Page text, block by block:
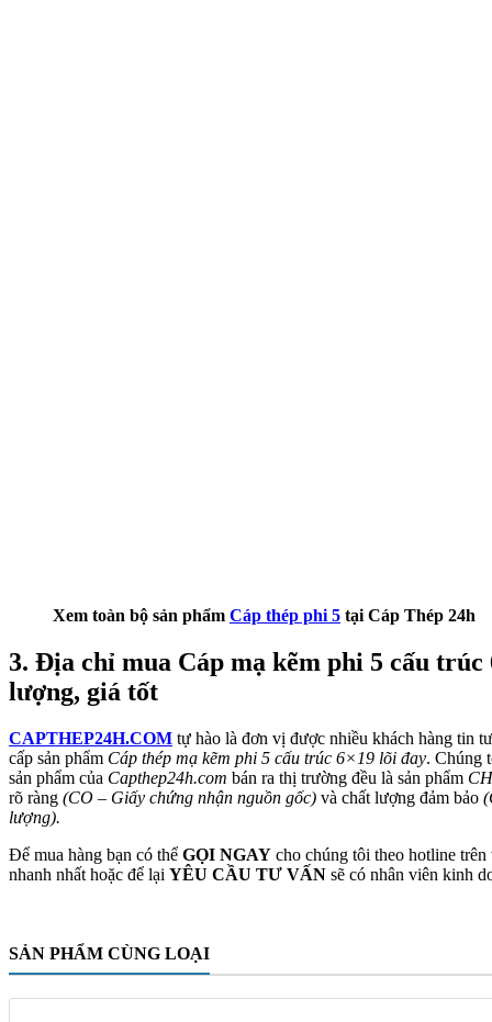
Xem toàn bộ sản phẩm Cáp thép phi 5 tại Cáp Thép 24h
3. Địa chỉ mua Cáp mạ kẽm phi 5 cấu trúc
lượng, giá tốt
CAPTHEP24H.COM tự hào là đơn vị được nhiều khách hàng tin
cấp sản phẩm Cáp thép mạ kẽm phi 5 cấu trúc 6×19 lõi đay. Chúng
sản phẩm của Capthep24h.com bán ra thị trường đều là sản phẩm
rõ ràng (CO – Giấy chứng nhận nguồn gốc) và chất lượng đảm bảo
lượng).
Để mua hàng bạn có thể GỌI NGAY cho chúng tôi theo hotline
nhanh nhất hoặc để lại YÊU CẦU TƯ VẤN sẽ có nhân viên kinh
SẢN PHẨM CÙNG LOẠI